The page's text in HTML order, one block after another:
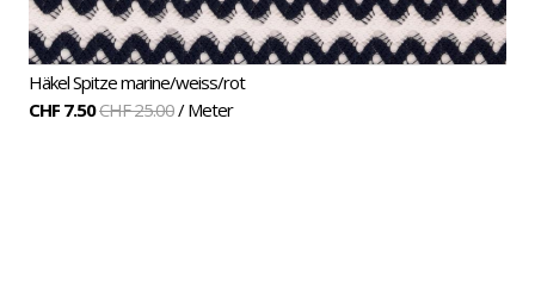
Häkel Spitze marine/weiss/rot
CHF 7.50CHF 25.00/ Meter